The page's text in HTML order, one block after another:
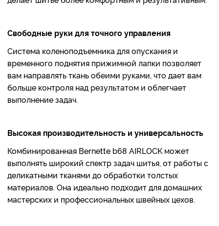
Свободные руки для точного управления
Система коленоподъемника для опускания и
временного поднятия прижимной лапки позволяет
вам направлять ткань обеими руками, что дает вам
больше контроля над результатом и облегчает
выполнение задач.
Высокая производительность и универсальность
Комбинированная Bernette b68 AIRLOCK может
выполнять широкий спектр задач шитья, от работы с
деликатными тканями до обработки толстых
материалов. Она идеально подходит для домашних
мастерских и профессиональных швейных цехов.